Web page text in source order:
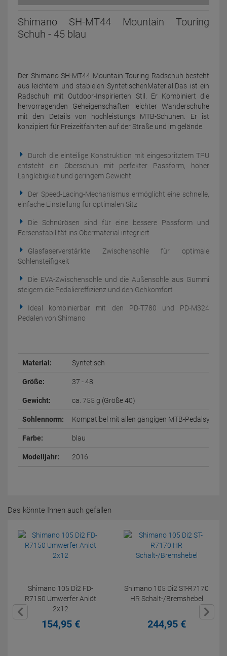
Shimano SH-MT44 Mountain Touring
Schuh - 45 blau
Der Shimano SH-MT44 Mountain Touring Radschuh besteht
aus leichtem und stabielen SyntetischenMaterial.Das ist ein
Radschuh mit Outdoor-Inspirierten Stil. Er Kombiniert die
hervorragenden Geheigenschaften leichter Wanderschuhe
mit den Details von hochleistungs MTB-Schuhen. Er ist
konzipiert für Freizeitfahrten auf der Straße und im gelände.
Durch die einteilige Konstruktion mit eingespritztem TPU
entsteht ein Oberschuh mit perfekter Passform, hoher
Langlebigkeit und geringem Gewicht
Der Speed-Lacing-Mechanismus ermöglicht eine schnelle,
einfache Einstellung für optimalen Sitz
Die Schnürösen sind für eine bessere Passform und
Fersenstabilität ins Obermaterial integriert
Glasfaserverstärkte Zwischensohle für optimale
Sohlensteifigkeit
Die EVA-Zwischensohle und die Außensohle aus Gummi
steigern die Pedaliereffizienz und den Gehkomfort
Ideal kombinierbar mit den PD-T780 und PD-M324
Pedalen von Shimano
Material: Syntetisch
Größe: 37 - 48
Gewicht: ca. 755 g (Größe 40)
Sohlennorm: Kompatibel mit allen gängigen MTB-
Farbe: blau
Modelljahr: 2016
Das könnte Ihnen auch gefallen
Shimano 105 Di2 FD-
R7150 Umwerfer Anlöt
2x12
154,95 €
Shimano 105 Di2 ST-R7170
HR Schalt-/Bremshebel
244,95 €